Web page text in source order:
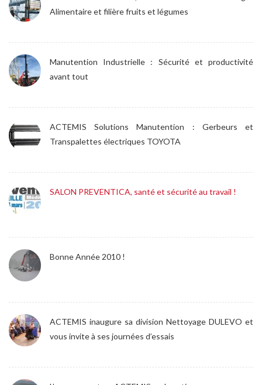
Alimentaire et filière fruits et légumes
Manutention Industrielle : Sécurité et productivité
avant tout
ACTEMIS Solutions Manutention : Gerbeurs et
Transpalettes électriques TOYOTA
SALON PREVENTICA, santé et sécurité au travail !
Bonne Année 2010 !
ACTEMIS inaugure sa division Nettoyage DULEVO et
vous invite à ses journées d’essais